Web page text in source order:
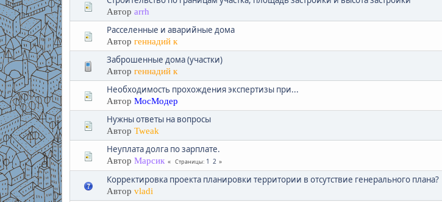
Автор arrh
Расселенные и аварийные дома
Автор геннадий к
Заброшенные дома (участки)
Автор геннадий к
Необходимость прохождения экспертизы при...
Автор МосМодер
Нужны ответы на вопросы
Автор Tweak
Неуплата долга по зарплате.
Автор Марсик Страницы 1 2
Корректировка проекта планировки территории в отсутствие генерального плана?
Автор vladi